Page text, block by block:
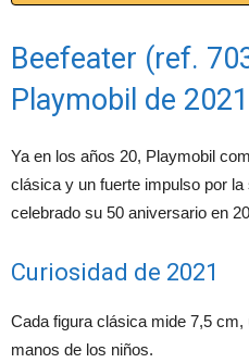
Beefeater (ref.
Playmobil de 2021
Ya en los años 20, Playmobil
clásica y un fuerte impulso por
celebrado su 50 aniversario en
Curiosidad de 2021
Cada figura clásica mide 7,5
manos de los niños.